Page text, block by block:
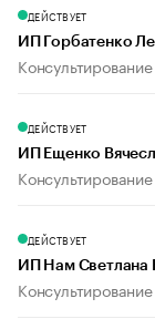
ДЕЙСТВУЕТ
ИП Горбатенко
ДЕЙСТВУЕТ
ИП Ещенко
ДЕЙСТВУЕТ
ИП Нам Светлана